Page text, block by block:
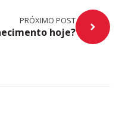
PRÓXIMO POST
hoje?